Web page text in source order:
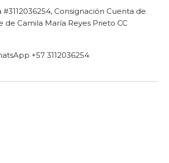
Consignación Cuenta de
Camila María Reyes Prieto CC
+57 3112036254